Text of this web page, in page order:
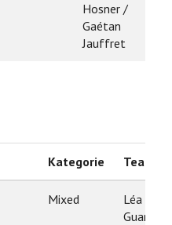
Hosner /
Gaétan
Jauffret
Kategorie Team
Mixed
Léa
Guarino /